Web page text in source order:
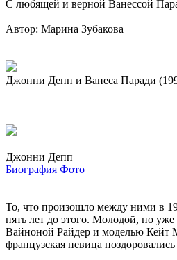
С любящей и верной Ванессой
Автор: Марина Зубакова
Джонни Депп и Ванеса Паради
Джонни Депп
Биография Фото
То, что произошло между ними в
пять лет до этого. Молодой, но
Вайноной Райдер и моделью Кейт
французская певица